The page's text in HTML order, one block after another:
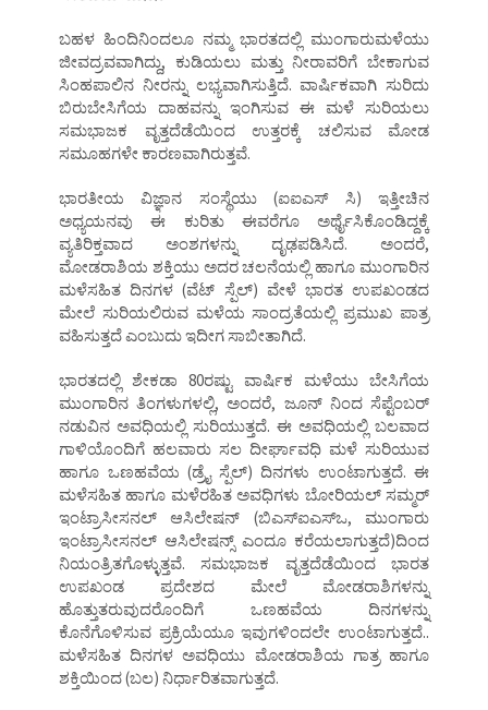
ಬಹಳ ಹಿಂದಿನಿಂದಲೂ ನಮ್ಮ ಭಾರತದಲ್ಲಿ ಮುಂಗಾರುಮಳೆಯು
ಜೀವದ್ರವವಾಗಿದ್ದು, ಕುಡಿಯಲು ಮತ್ತು ನೀರಾವರಿಗೆ ಬೇಕಾಗುವ
ಸಿಂಹಪಾಲಿನ ನೀರನ್ನು ಲಭ್ಯವಾಗಿಸುತ್ತಿದೆ. ವಾರ್ಷಿಕವಾಗಿ ಸುರಿದು
ಬಿರುಬೇಸಿಗೆಯ ದಾಹವನ್ನು ಇಂಗಿಸುವ ಈ ಮಳೆ ಸುರಿಯಲು
ಸಮಭಾಜಕ ವೃತ್ತದೆಡೆಯಿಂದ ಉತ್ತರಕ್ಕೆ ಚಲಿಸುವ ಮೋಡ
ಸಮೂಹಗಳೇ ಕಾರಣವಾಗಿರುತ್ತವೆ.
ಭಾರತೀಯ ವಿಜ್ಞಾನ ಸಂಸ್ಥೆಯು (ಐಐಎಸ್ ಸಿ) ಇತ್ತೀಚಿನ
ಅಧ್ಯಯನವು ಈ ಕುರಿತು ಈವರೆಗೂ ಅರ್ಥೈಸಿಕೊಂಡಿದ್ದಕ್ಕೆ
ವ್ಯತಿರಿಕ್ತವಾದ ಅಂಶಗಳನ್ನು ದೃಢಪಡಿಸಿದೆ. ಅಂದರೆ,
ಮೋಡರಾಶಿಯ ಶಕ್ತಿಯು ಅದರ ಚಲನೆಯಲ್ಲಿ ಹಾಗೂ ಮುಂಗಾರಿನ
ಮಳೆಸಹಿತ ದಿನಗಳ (ವೆಟ್ ಸ್ಪೆಲ್) ವೇಳೆ ಭಾರತ ಉಪಖಂಡದ
ಮೇಲೆ ಸುರಿಯಲಿರುವ ಮಳೆಯ ಸಾಂದ್ರತೆಯಲ್ಲಿ ಪ್ರಮುಖ ಪಾತ್ರ
ವಹಿಸುತ್ತದೆ ಎಂಬುದು ಇದೀಗ ಸಾಬೀತಾಗಿದೆ.
ಭಾರತದಲ್ಲಿ ಶೇಕಡಾ 80ರಷ್ಟು ವಾರ್ಷಿಕ ಮಳೆಯು ಬೇಸಿಗೆಯ
ಮುಂಗಾರಿನ ತಿಂಗಳುಗಳಲ್ಲಿ, ಅಂದರೆ, ಜೂನ್ ನಿಂದ ಸೆಪ್ಟೆಂಬರ್
ನಡುವಿನ ಅವಧಿಯಲ್ಲಿ ಸುರಿಯುತ್ತದೆ. ಈ ಅವಧಿಯಲ್ಲಿ ಬಲವಾದ
ಗಾಳಿಯೊಂದಿಗೆ ಹಲವಾರು ಸಲ ದೀರ್ಘಾವಧಿ ಮಳೆ ಸುರಿಯುವ
ಹಾಗೂ ಒಣಹವೆಯ (ಡ್ರೈ ಸ್ಪೆಲ್) ದಿನಗಳು ಉಂಟಾಗುತ್ತದೆ. ಈ
ಮಳೆಸಹಿತ ಹಾಗೂ ಮಳೆರಹಿತ ಅವಧಿಗಳು ಬೋರಿಯಲ್ ಸಮ್ಮರ್
ಇಂಟ್ರಾಸೀಸನಲ್ ಆಸಿಲೇಷನ್ (ಬಿಎಸ್ಐಎಸ್ಒ, ಮುಂಗಾರು
ಇಂಟ್ರಾಸೀಸನಲ್ ಆಸಿಲೇಷನ್ಸ್ ಎಂದೂ ಕರೆಯಲಾಗುತ್ತದೆ)ದಿಂದ
ನಿಯಂತ್ರಿತಗೊಳ್ಳುತ್ತವೆ. ಸಮಭಾಜಕ ವೃತ್ತದೆಡೆಯಿಂದ ಭಾರತ
ಉಪಖಂಡ ಪ್ರದೇಶದ ಮೇಲೆ ಮೋಡರಾಶಿಗಳನ್ನು
ಹೊತ್ತುತರುವುದರೊಂದಿಗೆ ಒಣಹವೆಯ ದಿನಗಳನ್ನು
ಕೊನೆಗೊಳಿಸುವ ಪ್ರಕ್ರಿಯೆಯೂ ಇವುಗಳಿಂದಲೇ ಉಂಟಾಗುತ್ತದೆ..
ಮಳೆಸಹಿತ ದಿನಗಳ ಅವಧಿಯು ಮೋಡರಾಶಿಯ ಗಾತ್ರ ಹಾಗೂ
ಶಕ್ತಿಯಿಂದ (ಬಲ) ನಿರ್ಧಾರಿತವಾಗುತ್ತದೆ.